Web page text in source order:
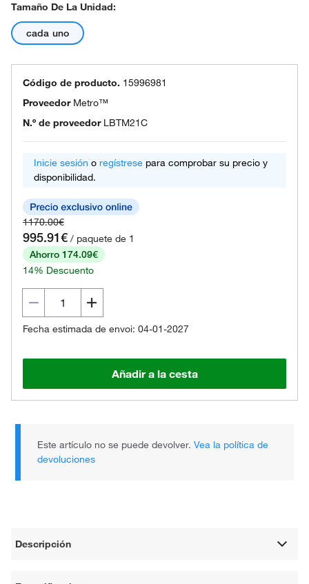
Tamaño De La Unidad:
cada uno
Código de producto. 15996981
Proveedor Metro™
N.º de proveedor LBTM21C
Inicie sesión o regístrese para comprobar su precio y
disponibilidad.
1170.00€
995.91€ / paquete de 1
Ahorro 174.09€
14% Descuento
Fecha estimada de envoi: 04-01-2027
Añadir a la cesta
Este artículo no se puede devolver.Vea la política de
devoluciones
Descripción